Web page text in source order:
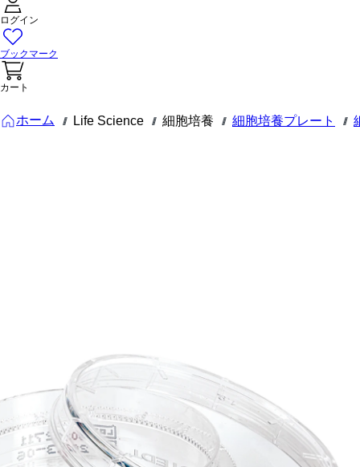
ログイン
ブックマーク
カート
ホーム /// Life Science /// 細胞培養 /// 細胞培養プレート ///
細胞培養シャーレ,
(ØxH)： 35 x 10 mm,
材質: PS, 表面: サス
ペンション, にとって
浮遊細胞, カラーコー